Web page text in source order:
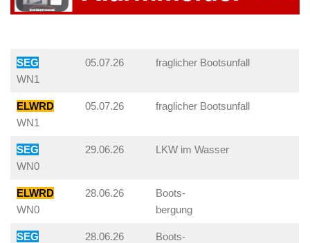
SEG
WN1
05.07.26 fraglicher Bootsunfall
ELWRD
WN1
05.07.26 fraglicher Bootsunfall
SEG
WN0
29.06.26 LKW im Wasser
ELWRD
WN0
28.06.26
Boots-
bergung
SEG
28.06.26
Boots-